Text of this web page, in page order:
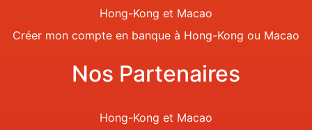
Hong-Kong et Macao
Créer mon compte en banque à Hong-Kong ou Macao
Nos Partenaires
Hong-Kong et Macao